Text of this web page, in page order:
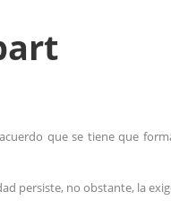
que se tiene que
persiste, no obstante, la